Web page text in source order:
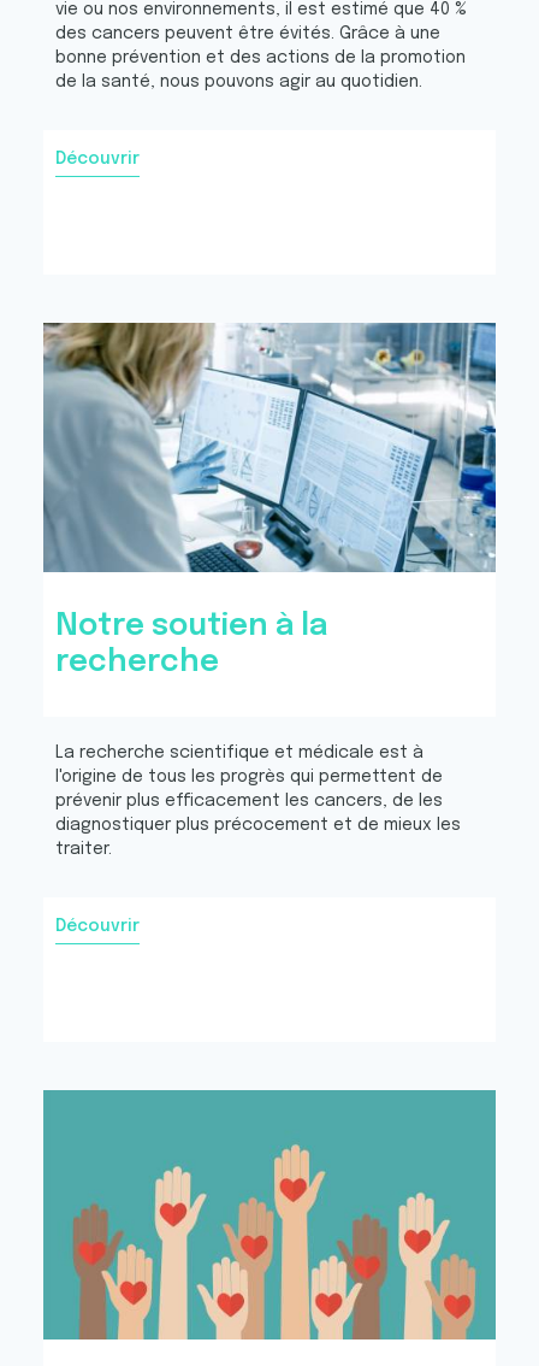
vie ou nos environnements, il est estimé que 40 %
des cancers peuvent être évités. Grâce à une
bonne prévention et des actions de la promotion
de la santé, nous pouvons agir au quotidien.
Découvrir
Notre soutien à la
recherche
La recherche scientifique et médicale est à
l'origine de tous les progrès qui permettent de
prévenir plus efficacement les cancers, de les
diagnostiquer plus précocement et de mieux les
traiter.
Découvrir